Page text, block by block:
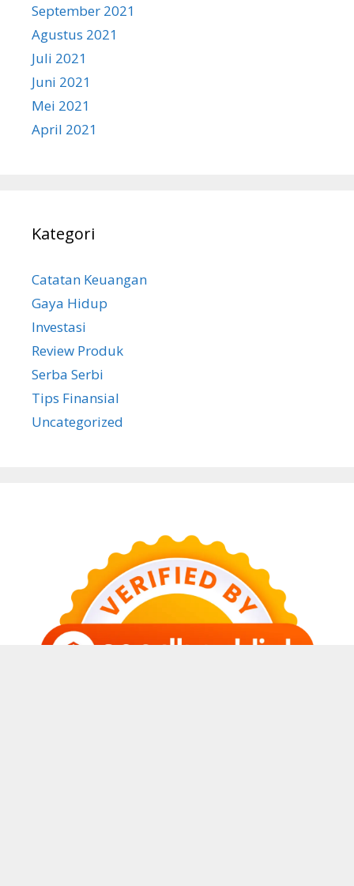
September 2021
Agustus 2021
Juli 2021
Juni 2021
Mei 2021
April 2021
Kategori
Catatan Keuangan
Gaya Hidup
Investasi
Review Produk
Serba Serbi
Tips Finansial
Uncategorized